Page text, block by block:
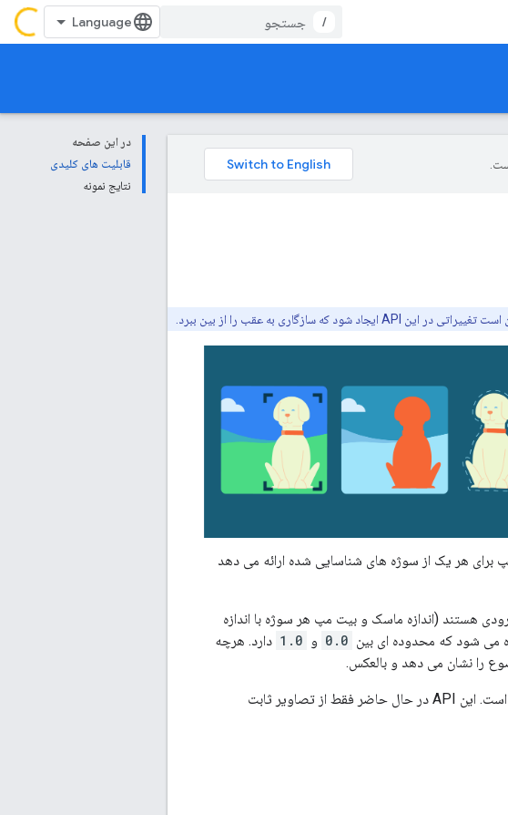
/
در این صفحه
قابلیت های کلیدی
نتایج نمونه
هر یک از سوژه های شناسایی شده ارائه می دهد
هستند (اندازه ماسک و بیت مپ هر سوژه با اندازه
می شود که محدوده ای بین 0.0 و 1.0 دارد. هرچه
را نشان می دهد و بالعکس.
به طور متوسط ​​تاخیر اندازه گیری شده در پیکسل 7 پرو حدود 200 میلی ثانیه است. این API در حال حاضر فقط از تصاویر ثابت